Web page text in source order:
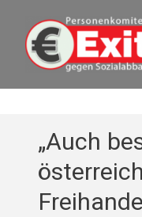
Euro Exit
„Auch